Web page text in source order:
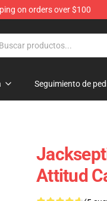
on orders over $100
Seguimiento de
Attitud